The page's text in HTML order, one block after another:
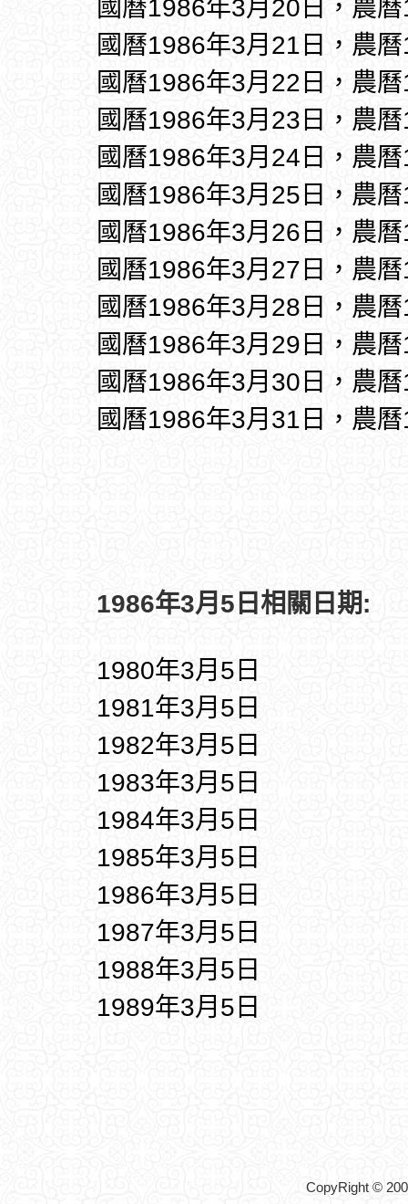
國曆1986年3月20日，農
國曆1986年3月21日，農
國曆1986年3月22日，農
國曆1986年3月23日，農
國曆1986年3月24日，農
國曆1986年3月25日，農
國曆1986年3月26日，農
國曆1986年3月27日，農
國曆1986年3月28日，農
國曆1986年3月29日，農
國曆1986年3月30日，農
國曆1986年3月31日，農
1986年3月5日相關日期:
1980年3月5日
1981年3月5日
1982年3月5日
1983年3月5日
1984年3月5日
1985年3月5日
1986年3月5日
1987年3月5日
1988年3月5日
1989年3月5日
CopyRight ©